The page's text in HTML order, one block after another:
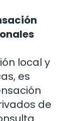
local y
es
de